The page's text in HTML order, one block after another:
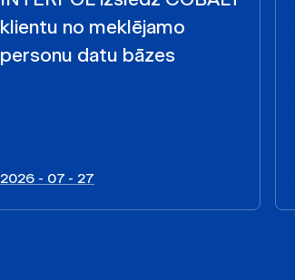
klientu no meklējamo
personu datu bāzes
2026 - 07 - 27